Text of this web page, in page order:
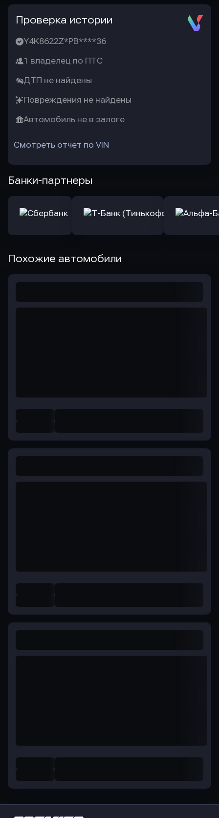
Проверка истории
Y4K8622Z*PB****36
1 владелец по ПТС
ДТП не найдены
Повреждения не найдены
Автомобиль не в залоге
Смотреть отчет по VIN
Банки-партнеры
Похожие автомобили